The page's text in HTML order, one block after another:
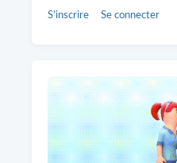
S’inscrire Se connecter